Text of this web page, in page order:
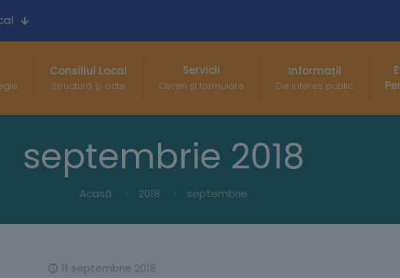
Consiliul Local
Structură și acte
Servicii
Cereri și formulare
Informații
De interes public
septembrie 2018
Acasă 2018 septembrie
11 septembrie 2018